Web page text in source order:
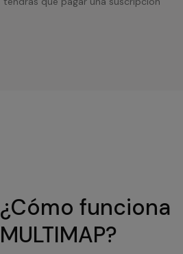
¿Cómo funciona
MULTIMAP?